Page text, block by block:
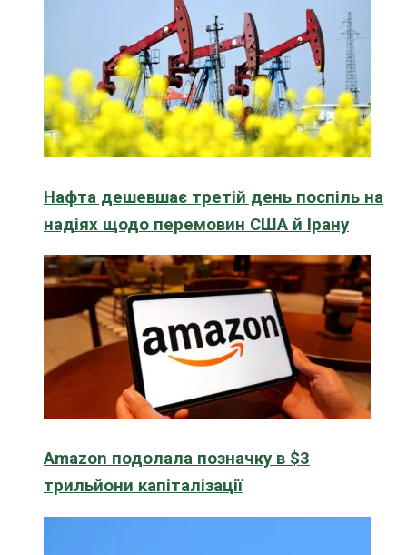
Нафта дешевшає третій день поспіль на
надіях щодо перемовин США й Ірану
Amazon подолала позначку в $3
трильйони капіталізації